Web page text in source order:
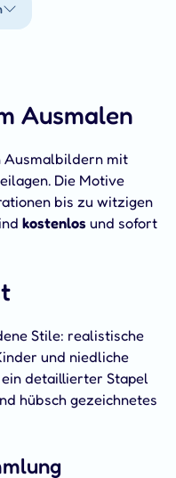
Ausmalen
Ausmalbildern mit
Die Motive
bis zu witzigen
kostenlos und sofort
Stile: realistische
und niedliche
ein detaillierter Stapel
hübsch gezeichnetes